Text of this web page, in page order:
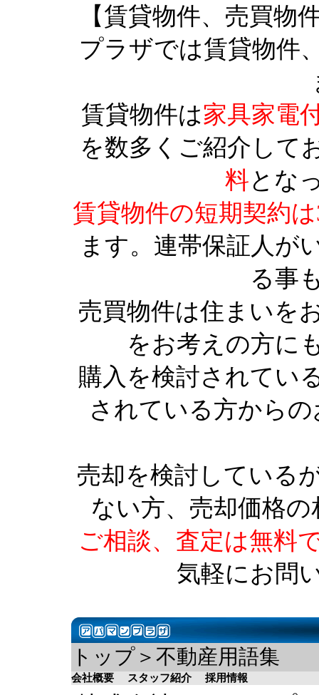
【賃貸物件、売買物
プラザでは賃貸物件
賃貸物件は家具家電
を数多くご紹介して
料とな
賃貸物件の短期契約
ます。連帯保証人が
る事
売買物件は住まいを
をお考えの方に
購入を検討されてい
されている方から
売却を検討している
ない方、売却価格
ご相談、査定は無料
気軽にお問
トップ＞不動産用語集
会社概要 スタッフ紹介 採用情報